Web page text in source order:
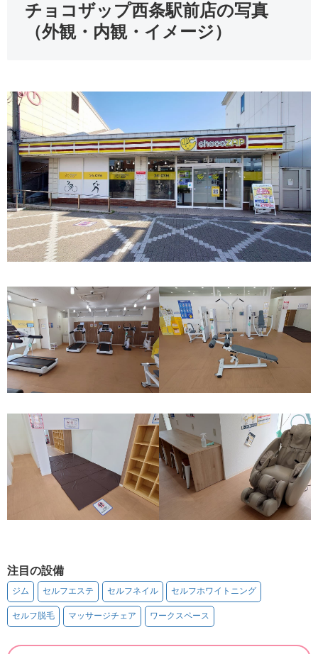
チョコザップ西条駅前店の写真
（外観・内観・イメージ）
注目の設備
ジム セルフエステ セルフネイル セルフホワイトニング
セルフ脱毛 マッサージチェア ワークスペース